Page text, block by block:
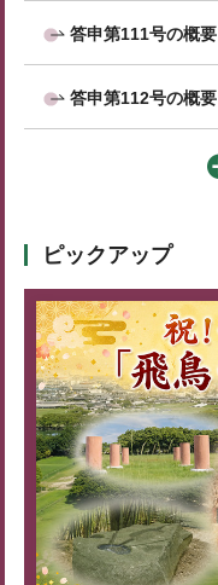
答申第111号の概要
答申第112号の概要
ピックアップ